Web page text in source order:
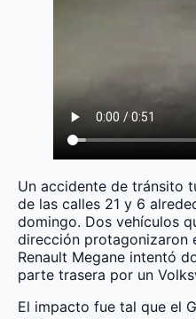
Un accidente de tránsito
de las calles 21 y 6
domingo. Dos vehículos
dirección protagonizaron
Renault Megane intentó
parte trasera por un
El impacto fue tal que el